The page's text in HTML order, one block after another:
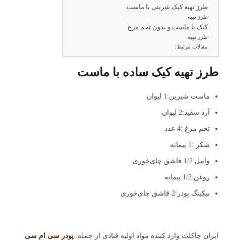
طرز تهیه کیک شربتی با ماست
طرز تهیه
کیک با ماست و بدون تخم مرغ
طزر تهیه
مقالات مرتبط:
طرز تهیه کیک ساده با ماست
ماست شیرین:1 لیوان
آرد سفید:2 لیوان
تخم مرغ :4 عدد
شکر :1 پیمانه
وانیل:1/2 قاشق چای‌خوری
روغن:1/2 پیمانه
بیکینگ پودر:2 قاشق چای‌خوری
ایران چاکلت وارد کننده مواد اولیه قنادی از جمله: پودر سی ام سی